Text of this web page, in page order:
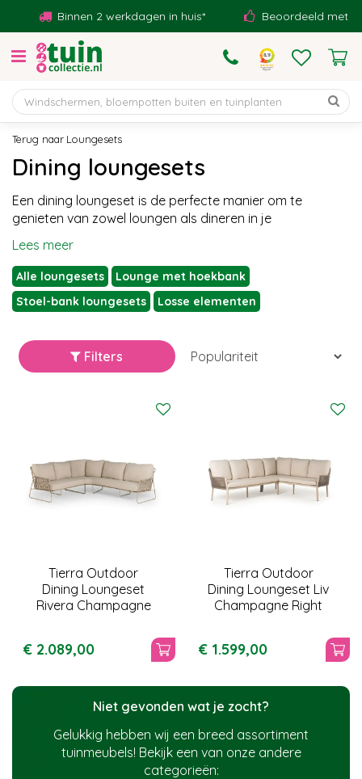
Loungesets
Binnen 2 werkdagen in huis* Beoordeeld met een
Dining loungesets
Een dining loungeset is de perfecte manier om te
genieten van zowel loungen als dineren in je
Lees meer
Alle loungesets
Lounge met hoekbank
Stoel-bank loungesets
Losse elementen
Filters
Tierra Outdoor
Dining Loungeset
Rivera Champagne
€ 2.089,00
Tierra Outdoor
Dining Loungeset Liv
Champagne Right
€ 1.599,00
Niet gevonden wat je zocht?
Gelukkig hebben wij een breed assortiment
tuinmeubels! Bekijk een van onze andere
categorieën: